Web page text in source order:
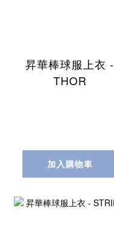
昇華棒球服上衣 -
THOR
加入購物車